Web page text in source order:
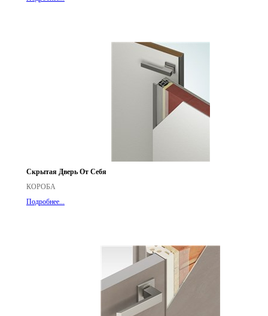
Скрытая Дверь От Себя
КОРОБА
Подробнее...